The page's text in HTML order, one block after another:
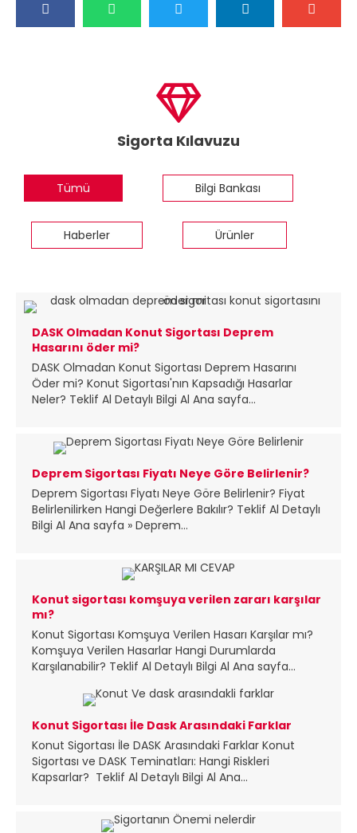
Sigorta Kılavuzu
Tümü Bilgi Bankası
Haberler Ürünler
DASK Olmadan Konut Sigortası Deprem
Hasarını öder mi?
DASK Olmadan Konut Sigortası Deprem Hasarını
Öder mi? Konut Sigortası'nın Kapsadığı Hasarlar
Neler? Teklif Al Detaylı Bilgi Al Ana sayfa...
Deprem Sigortası Fiyatı Neye Göre Belirlenir?
Deprem Sigortası Fİyatı Neye Göre Belirlenir? Fiyat
Belirlenilirken Hangi Değerlere Bakılır? Teklif Al Detaylı
Bilgi Al Ana sayfa » Deprem...
Konut sigortası komşuya verilen zararı karşılar
mı?
Konut Sigortası Komşuya Verilen Hasarı Karşılar mı?
Komşuya Verilen Hasarlar Hangi Durumlarda
Karşılanabilir? Teklif Al Detaylı Bilgi Al Ana sayfa...
Konut Sigortası İle Dask Arasındaki Farklar
Konut Sigortası İle DASK Arasındaki Farklar Konut
Sigortası ve DASK Teminatları: Hangi Riskleri
Kapsarlar? Teklif Al Detaylı Bilgi Al Ana...